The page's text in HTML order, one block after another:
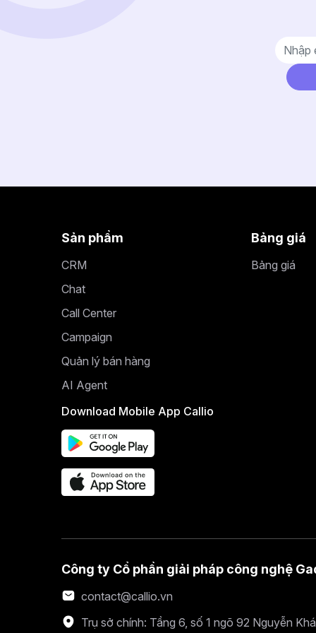
Sản phẩm
CRM
Chat
Call Center
Campaign
Quản lý bán hàng
AI Agent
Download Mobile App Callio
Bảng giá
Bảng giá
Công ty Cổ phần giải pháp công nghệ
contact@callio.vn
Trụ sở chính: Tầng 6, số 1 ngõ 92 Nguyễn